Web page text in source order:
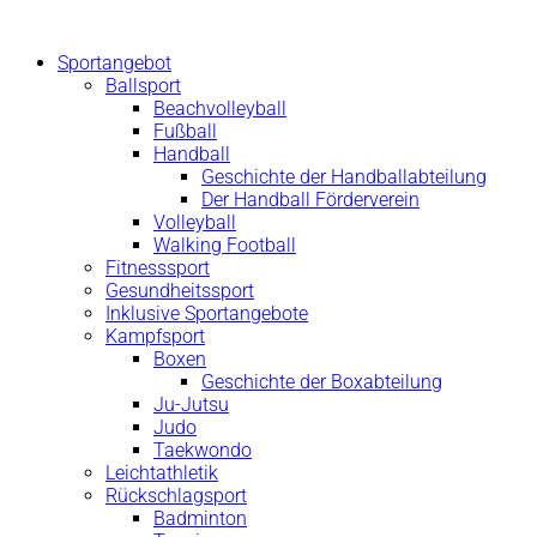
springenSportangebot
Ballsport
Beachvolleyball
Fußball
Handball
Geschichte der Handballabteilung
Der Handball Förderverein
Volleyball
Walking Football
Fitnesssport
Gesundheitssport
Inklusive Sportangebote
Kampfsport
Boxen
Geschichte der Boxabteilung
Ju-Jutsu
Judo
Taekwondo
Leichtathletik
Rückschlagsport
Badminton